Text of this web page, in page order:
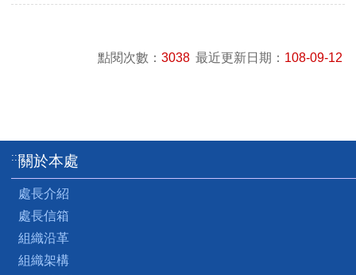
點閱次數： 3038 最近更新日期： 108-09-12
:::關於本處
處長介紹
處長信箱
組織沿革
組織架構